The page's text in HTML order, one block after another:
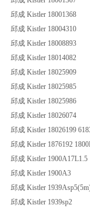
邱成 Kistler 18001368
邱成 Kistler 18004310
邱成 Kistler 18008893
邱成 Kistler 18014082
邱成 Kistler 18025909
邱成 Kistler 18025985
邱成 Kistler 18025986
邱成 Kistler 18026074
邱成 Kistler 18026199
邱成 Kistler 1876192
邱成 Kistler 1900A17L1.5
邱成 Kistler 1900A3
邱成 Kistler
邱成 Kistler 1939sp2